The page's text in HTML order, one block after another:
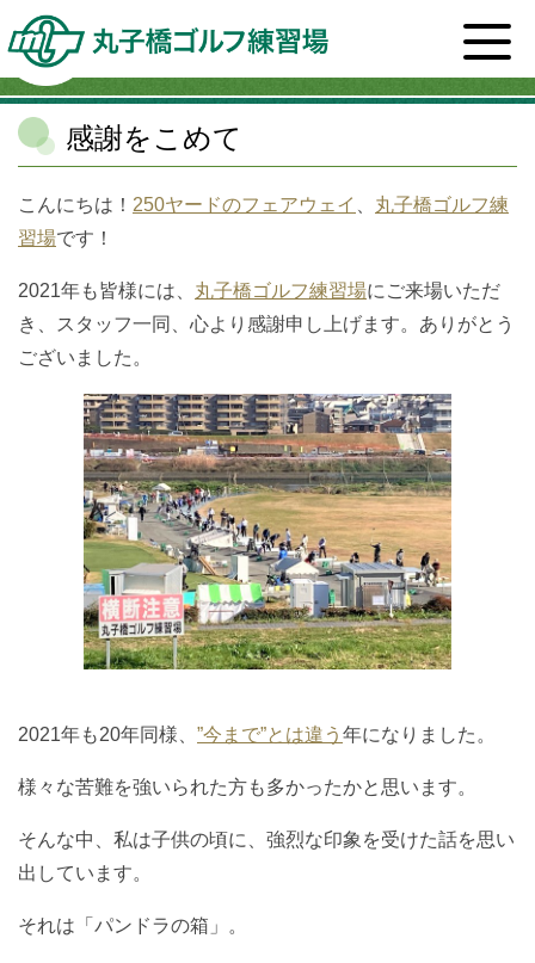
ホーム>スタッフブログ一覧>丸子橋ゴルフ練習場>
感謝をこめて
感謝をこめて
こんにちは！ 250ヤードのフェアウェイ
丸子橋ゴルフ練
習場です！
2021年も皆様には、 丸子橋ゴルフ練習場にご来場いただ
き、スタッフ一同、心より感謝申し上げます。ありがとう
ございました。
2021年も20年同様、 ”今まで”とは違う 年になりました。
様々な苦難を強いられた方も多かったかと思います。
そんな中、私は子供の頃に、強烈な印象を受けた話を思い
出しています。
それは「パンドラの箱」。